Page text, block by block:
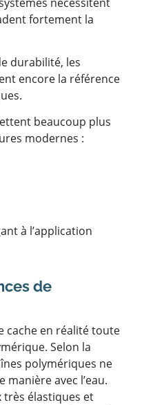
fortement la
durabilité, les
encore la référence
beaucoup plus
modernes :
à l’application
de
cache en réalité toute
Selon la
polymériques ne
avec l’eau.
très élastiques et